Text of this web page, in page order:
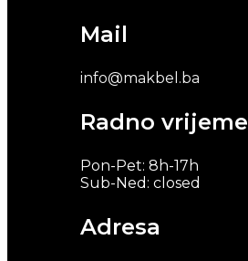
Mail
info@makbel.ba
Radno vrijeme
Pon-Pet: 8h-17h
Sub-Ned: closed
Adresa